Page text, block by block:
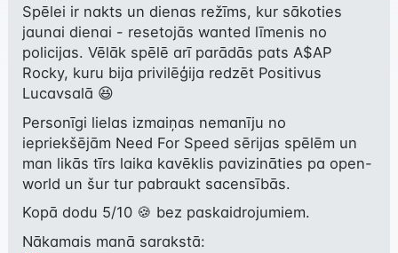
Spēlei ir nakts un dienas režīms, kur sākoties
jaunai dienai - resetojās wanted līmenis no
policijas. Vēlāk spēlē arī parādās pats A$AP
Rocky, kuru bija privilēģija redzēt Positivus
Lucavsalā 😆
Personīgi lielas izmaiņas nemanīju no
iepriekšējām Need For Speed sērijas spēlēm un
man likās tīrs laika kavēklis pavizināties pa open-
world un šur tur pabraukt sacensībās.
Kopā dodu 5/10 🍪 bez paskaidrojumiem.